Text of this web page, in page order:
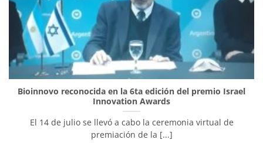
Bioinnovo reconocida en la 6ta edición del premio Israel
Innovation Awards
El 14 de julio se llevó a cabo la ceremonia virtual de
premiación de la [...]